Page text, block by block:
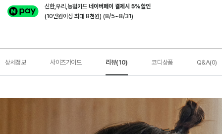
신한,우리,농협카드네이버페이 결제시 5%할인
(10만원이상 최대 8천원) (8/5~8/31)
상세정보 사이즈가이드 리뷰(10) 코디상품 Q&A(0)